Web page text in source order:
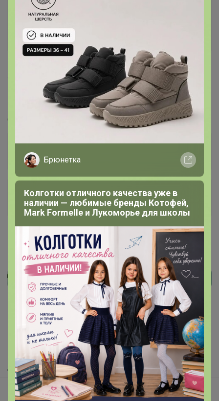
114.5K 4.4K 20 100%
Парфюмерия. Выгодно - отливанты, тестеры,
+9K
Как здесь все устроено?
Как сделать заказ?
Как получить?
Доставка
Шоурумы
Брюнетка
Колготки отличного качества уже в
наличии — любимые бренды Котофей,
Mark Formelle и Лукоморье для школы